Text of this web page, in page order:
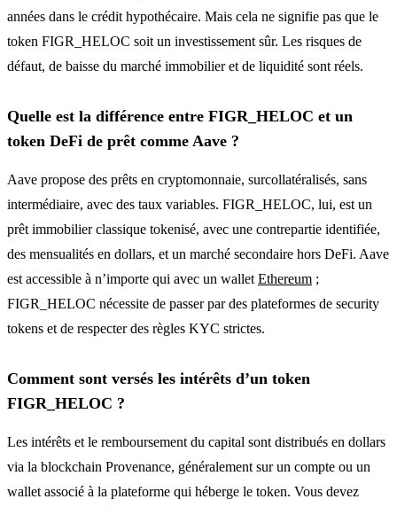
années dans le crédit hypothécaire. Mais cela ne signifie pas que le
token FIGR_HELOC soit un investissement sûr. Les risques de
défaut, de baisse du marché immobilier et de liquidité sont réels.
Quelle est la différence entre FIGR_HELOC et un
token DeFi de prêt comme Aave ?
Aave propose des prêts en cryptomonnaie, surcollatéralisés, sans
intermédiaire, avec des taux variables. FIGR_HELOC, lui, est un
prêt immobilier classique tokenisé, avec une contrepartie identifiée,
des mensualités en dollars, et un marché secondaire hors DeFi. Aave
est accessible à n’importe qui avec un wallet Ethereum ;
FIGR_HELOC nécessite de passer par des plateformes de security
tokens et de respecter des règles KYC strictes.
Comment sont versés les intérêts d’un token
FIGR_HELOC ?
Les intérêts et le remboursement du capital sont distribués en dollars
via la blockchain Provenance, généralement sur un compte ou un
wallet associé à la plateforme qui héberge le token. Vous devez